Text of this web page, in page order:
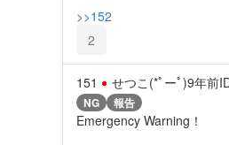
>>152
2
151 せつこ(*ﾟーﾟ)9年前
NG 報告
Emergency Warning！